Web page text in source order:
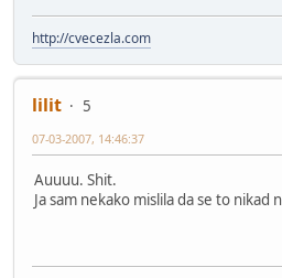
http://cvecezla.com
lilit
5
07-03-2007, 14:46:37
Auuuu. Shit.
Ja sam nekako mislila da se to nikad